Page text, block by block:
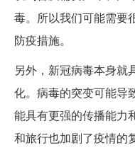
毒。所以我们可能需要
防疫措施。
另外，新冠病毒本身就
化。病毒的突变可能导
能具有更强的传播能力
和旅行也加剧了疫情的